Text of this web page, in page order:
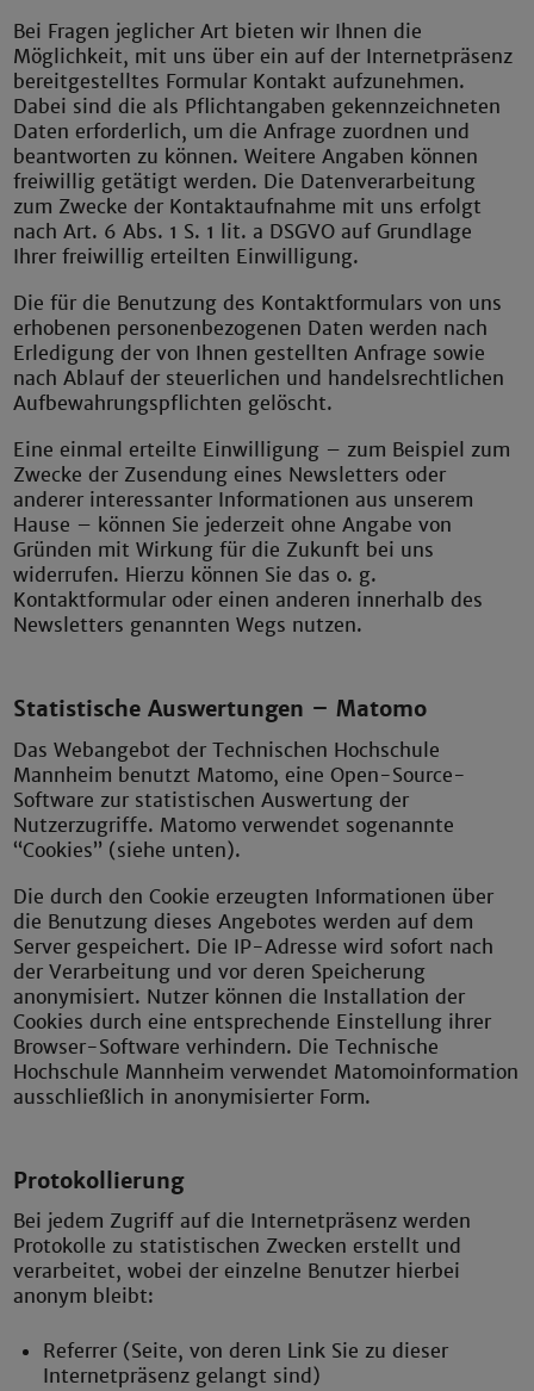
Bei Fragen jeglicher Art bieten wir Ihnen die
Möglichkeit, mit uns über ein auf der Internetpräsenz
bereitgestelltes Formular Kontakt aufzunehmen.
Dabei sind die als Pflichtangaben gekennzeichneten
Daten erforderlich, um die Anfrage zuordnen und
beantworten zu können. Weitere Angaben können
freiwillig getätigt werden. Die Datenverarbeitung
zum Zwecke der Kontaktaufnahme mit uns erfolgt
nach Art. 6 Abs. 1 S. 1 lit. a DSGVO auf Grundlage
Ihrer freiwillig erteilten Einwilligung.
Die für die Benutzung des Kontaktformulars von uns
erhobenen personenbezogenen Daten werden nach
Erledigung der von Ihnen gestellten Anfrage sowie
nach Ablauf der steuerlichen und handelsrechtlichen
Aufbewahrungspflichten gelöscht.
Eine einmal erteilte Einwilligung – zum Beispiel zum
Zwecke der Zusendung eines Newsletters oder
anderer interessanter Informationen aus unserem
Hause – können Sie jederzeit ohne Angabe von
Gründen mit Wirkung für die Zukunft bei uns
widerrufen. Hierzu können Sie das o. g.
Kontaktformular oder einen anderen innerhalb des
Newsletters genannten Wegs nutzen.
Statistische Auswertungen – Matomo
Das Webangebot der Technischen Hochschule
Mannheim benutzt Matomo, eine Open-Source-
Software zur statistischen Auswertung der
Nutzerzugriffe. Matomo verwendet sogenannte
“Cookies” (siehe unten).
Die durch den Cookie erzeugten Informationen über
die Benutzung dieses Angebotes werden auf dem
Server gespeichert. Die IP-Adresse wird sofort nach
der Verarbeitung und vor deren Speicherung
anonymisiert. Nutzer können die Installation der
Cookies durch eine entsprechende Einstellung ihrer
Browser-Software verhindern. Die Technische
Hochschule Mannheim verwendet Matomoinformation
ausschließlich in anonymisierter Form.
Protokollierung
Bei jedem Zugriff auf die Internetpräsenz werden
Protokolle zu statistischen Zwecken erstellt und
verarbeitet, wobei der einzelne Benutzer hierbei
anonym bleibt:
Referrer (Seite, von deren Link Sie zu dieser
Internetpräsenz gelangt sind)